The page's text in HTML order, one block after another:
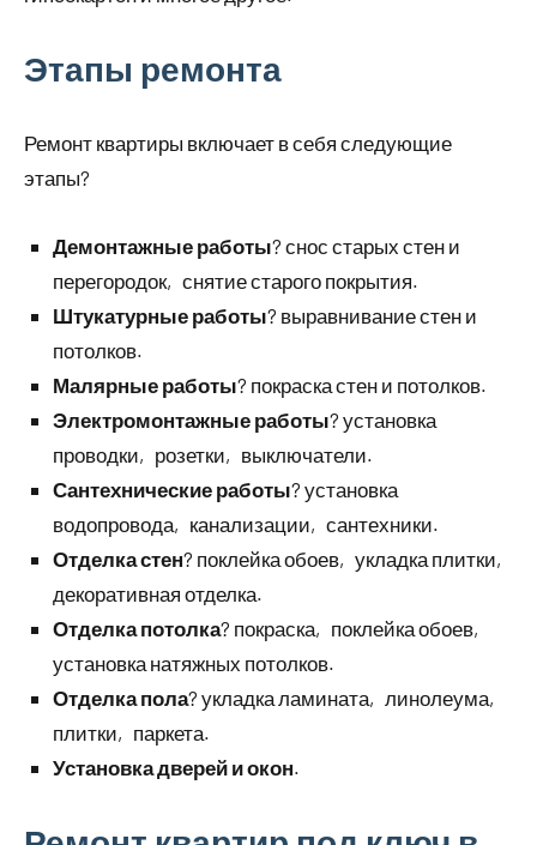
Этапы ремонта
Ремонт квартиры включает в себя следующие
этапы?
Демонтажные работы? снос старых стен и
перегородок‚ снятие старого покрытия.
Штукатурные работы? выравнивание стен и
потолков.
Малярные работы? покраска стен и потолков.
Электромонтажные работы? установка
проводки‚ розетки‚ выключатели.
Сантехнические работы? установка
водопровода‚ канализации‚ сантехники.
Отделка стен? поклейка обоев‚ укладка плитки‚
декоративная отделка.
Отделка потолка? покраска‚ поклейка обоев‚
установка натяжных потолков.
Отделка пола? укладка ламината‚ линолеума‚
плитки‚ паркета.
Установка дверей и окон.